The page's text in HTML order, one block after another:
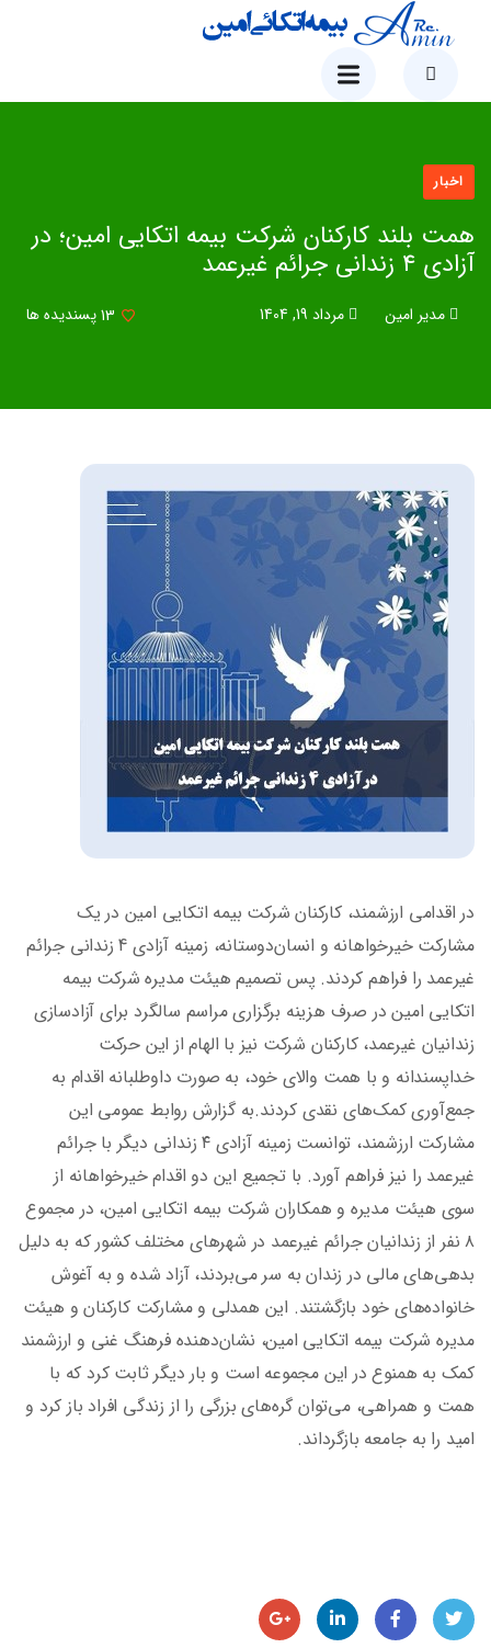
اخبار
همت بلند کارکنان شرکت بیمه اتکایی امین؛ در
آزادی 4 زندانی جرائم غیرعمد
مدیر امین مرداد 19, 1404 13پسندیده ها
در اقدامی ارزشمند، کارکنان شرکت بیمه اتکایی امین در یک
مشارکت خیرخواهانه و انسان‌دوستانه، زمینه آزادی 4 زندانی جرائم
غیرعمد را فراهم کردند. پس تصمیم هیئت مدیره شرکت بیمه
اتکایی امین در صرف هزینه برگزاری مراسم سالگرد برای آزادسازی
زندانیان غیرعمد، کارکنان شرکت نیز با الهام از این حرکت
خداپسندانه و با همت والای خود، به صورت داوطلبانه اقدام به
جمع‌آوری کمک‌های نقدی کردند.به گزارش روابط عمومی این
مشارکت ارزشمند، توانست زمینه آزادی ۴ زندانی دیگر با جرائم
غیرعمد را نیز فراهم آورد. با تجمیع این دو اقدام خیرخواهانه از
سوی هیئت مدیره و همکاران شرکت بیمه اتکایی امین، در مجموع
۸ نفر از زندانیان جرائم غیرعمد در شهرهای مختلف کشور که به دلیل
بدهی‌های مالی در زندان به سر می‌بردند، آزاد شده و به آغوش
خانواده‌های خود بازگشتند. این همدلی و مشارکت کارکنان و هیئت
مدیره شرکت بیمه اتکایی امین، نشان‌دهنده فرهنگ غنی و ارزشمند
کمک به همنوع در این مجموعه است و بار دیگر ثابت کرد که با
همت و همراهی، می‌توان گره‌های بزرگی را از زندگی افراد باز کرد و
امید را به جامعه بازگرداند.